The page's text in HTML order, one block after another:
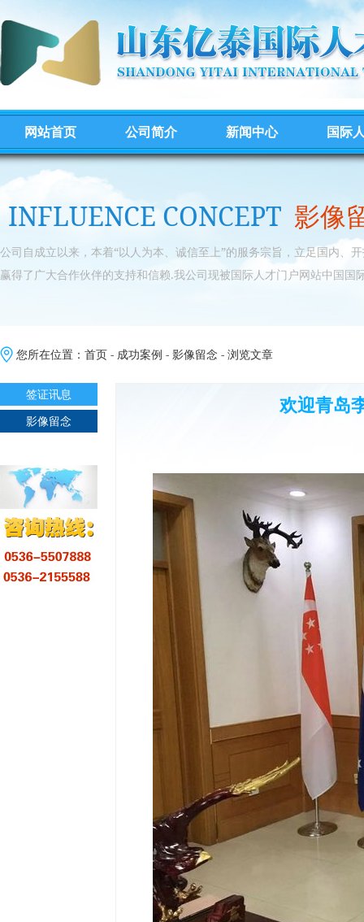
网站首页 公司简介 新闻中心 国际
INFLUENCE CONCEPT 影像
公司自成立以来，本着“以人为本、诚信至上”的服务宗旨，立足国内、
赢得了广大合作伙伴的支持和信赖.我公司现被国际人才门户网站中国国
您所在位置： 首页 - 成功案例 - 影像留念 - 浏览文章
签证讯息
影像留念
欢迎青岛